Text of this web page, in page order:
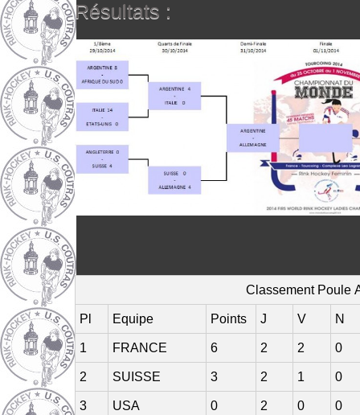
Résultats :
Classement Poule
Pl Equipe Points J V N
1 FRANCE 6 2 2 0
2 SUISSE 3 2 1 0
3 USA 0 2 0 0